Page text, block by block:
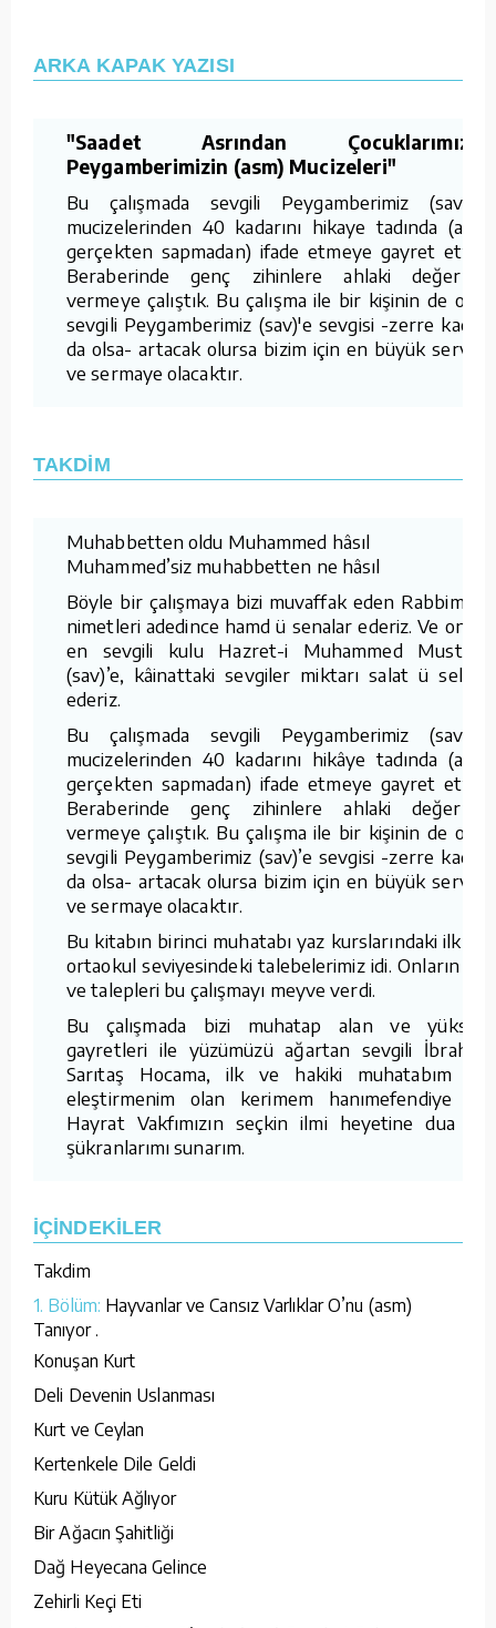
ARKA KAPAK YAZISI
"Saadet Asrından Çocuklarımıza:
Peygamberimizin (asm) Mucizeleri"
Bu çalışmada sevgili Peygamberimiz (sav)'in
mucizelerinden 40 kadarını hikaye tadında (ama
gerçekten sapmadan) ifade etmeye gayret ettik.
Beraberinde genç zihinlere ahlaki değerleri
vermeye çalıştık. Bu çalışma ile bir kişinin de olsa
sevgili Peygamberimiz (sav)'e sevgisi -zerre kadar
da olsa- artacak olursa bizim için en büyük servet
ve sermaye olacaktır.
TAKDİM
Muhabbetten oldu Muhammed hâsıl
Muhammed’siz muhabbetten ne hâsıl
Böyle bir çalışmaya bizi muvaffak eden Rabbimize
nimetleri adedince hamd ü senalar ederiz. Ve onun
en sevgili kulu Hazret-i Muhammed Mustafa
(sav)’e, kâinattaki sevgiler miktarı salat ü selam
ederiz.
Bu çalışmada sevgili Peygamberimiz (sav)'in
mucizelerinden 40 kadarını hikâye tadında (ama
gerçekten sapmadan) ifade etmeye gayret ettik.
Beraberinde genç zihinlere ahlaki değerleri
vermeye çalıştık. Bu çalışma ile bir kişinin de olsa
sevgili Peygamberimiz (sav)’e sevgisi -zerre kadar
da olsa- artacak olursa bizim için en büyük servet
ve sermaye olacaktır.
Bu kitabın birinci muhatabı yaz kurslarındaki ilk ve
ortaokul seviyesindeki talebelerimiz idi. Onların ilgi
ve talepleri bu çalışmayı meyve verdi.
Bu çalışmada bizi muhatap alan ve yüksek
gayretleri ile yüzümüzü ağartan sevgili İbrahim
Sarıtaş Hocama, ilk ve hakiki muhatabım ve
eleştirmenim olan kerimem hanımefendiye ve
Hayrat Vakfımızın seçkin ilmi heyetine dua ve
şükranlarımı sunarım.
İÇİNDEKİLER
Takdim
1. Bölüm: Hayvanlar ve Cansız Varlıklar O’nu (asm)
Tanıyor .
Konuşan Kurt
Deli Devenin Uslanması
Kurt ve Ceylan
Kertenkele Dile Geldi
Kuru Kütük Ağlıyor
Bir Ağacın Şahitliği
Dağ Heyecana Gelince
Zehirli Keçi Eti